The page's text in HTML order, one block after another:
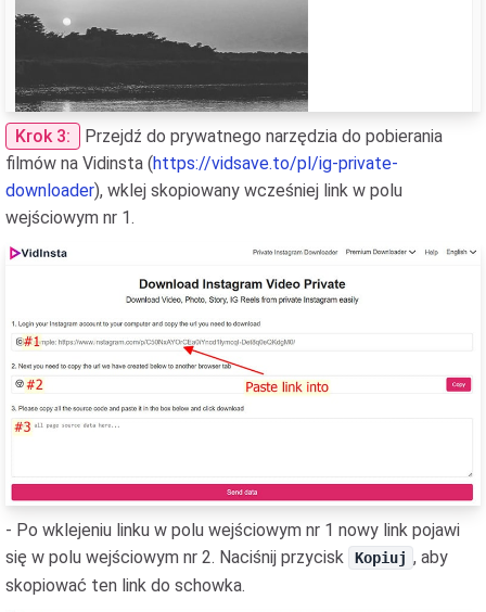
Krok 3:
Przejdź do prywatnego narzędzia do pobierania
filmów na Vidinsta (https://vidsave.to/pl/ig-private-
downloader), wklej skopiowany wcześniej link w polu
wejściowym nr 1.
- Po wklejeniu linku w polu wejściowym nr 1 nowy link pojawi
się w polu wejściowym nr 2. Naciśnij przycisk
Kopiuj , aby
skopiować ten link do schowka.